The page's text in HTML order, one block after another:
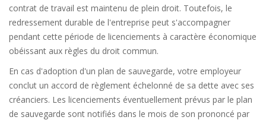
contrat de travail est maintenu de plein droit. Toutefois, le
redressement durable de l'entreprise peut s'accompagner
pendant cette période de licenciements à caractère économique
obéissant aux règles du droit commun.
En cas d'adoption d'un plan de sauvegarde, votre employeur
conclut un accord de règlement échelonné de sa dette avec ses
créanciers. Les licenciements éventuellement prévus par le plan
de sauvegarde sont notifiés dans le mois de son prononcé par